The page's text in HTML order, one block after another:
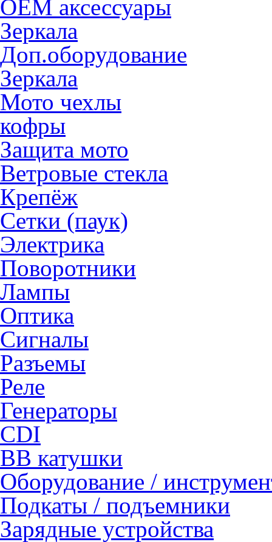
OEM аксессуары
Зеркала
Доп.оборудование
Зеркала
Мото чехлы
кофры
Защита мото
Ветровые стекла
Крепёж
Сетки (паук)
Электрика
Поворотники
Лампы
Оптика
Сигналы
Разъемы
Реле
Генераторы
CDI
ВВ катушки
Оборудование /
Подкаты / подъемники
Зарядные устройства